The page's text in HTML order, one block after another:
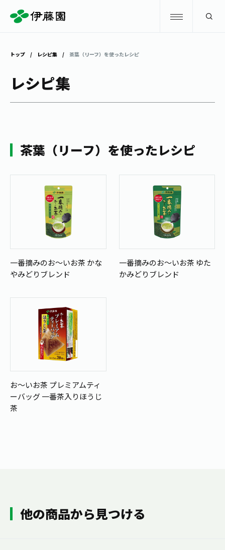
お〜いお茶
健康ミネラルむぎ茶
TULLY'S COFFEE
1日分の野菜
商品情報
ブランドから探す
キーワードから探す
安全・安心への取組み
製品の原料産地
お茶を知る・楽しむ
お茶を楽しむ
お茶のいれ方
動画ギャラリー
レシピ集
お茶百科
お茶百科キッズ
茶産地育成事業
体験・イベント
体験・イベント
工場見学
お茶の複合型博物館
食育・イベント
新俳句大賞
Green Tea for Good
店舗・通販
店舗・通販
伊藤園の店舗トップ
茶寮伊藤園
店舗検索
通信販売トップ
THE ITOEN
お客様相談室
企業情報 GLOBAL
トップ レシピ集 茶葉（リーフ）を使ったレシピ
レシピ集
茶葉（リーフ）を使ったレシピ
一番摘みのお～いお茶 かな
やみどりブレンド
一番摘みのお～いお茶 ゆた
かみどりブレンド
お～いお茶 プレミアムティ
ーバッグ 一番茶入りほうじ
茶
他の商品から見つける